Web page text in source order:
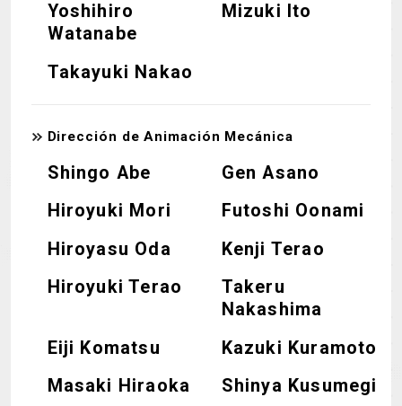
Yoshihiro
Watanabe
Mizuki Ito
Takayuki Nakao
Dirección de Animación Mecánica
Shingo Abe
Gen Asano
Hiroyuki Mori
Futoshi Oonami
Hiroyasu Oda
Kenji Terao
Hiroyuki Terao
Takeru
Nakashima
Eiji Komatsu
Kazuki Kuramoto
Masaki Hiraoka
Shinya Kusumegi